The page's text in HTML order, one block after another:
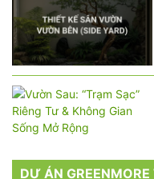
DỰ ÁN